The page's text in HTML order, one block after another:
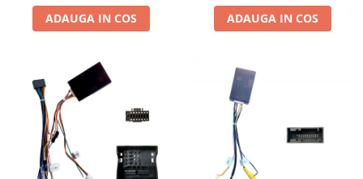
Conectică Kia
Conectică Hyundai
Conectică Mitsubishi
Lumini ambientale
ADAUGA IN COS ADAUGA IN COS